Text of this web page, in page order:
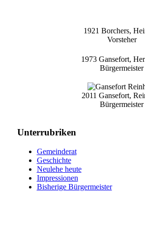
1921 Borchers,
Vorsteher
1973 Gansefort,
Bürgermeister
2011 Gansefort,
Bürgermeister
Unterrubriken
Gemeinderat
Geschichte
Neulehe heute
Impressionen
Bisherige Bürgermeister